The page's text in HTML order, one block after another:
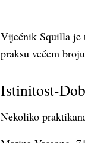
Vijećnik Squilla je
praksu većem
Istinitost-
Nekoliko